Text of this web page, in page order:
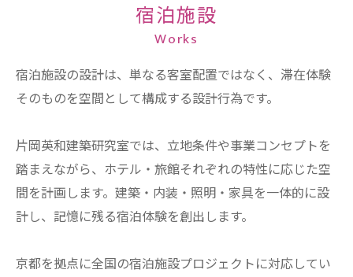
宿泊施設
Works
宿泊施設の設計は、単なる客室配置ではなく、滞在体験
そのものを空間として構成する設計行為です。
片岡英和建築研究室では、立地条件や事業コンセプトを
踏まえながら、ホテル・旅館それぞれの特性に応じた空
間を計画します。建築・内装・照明・家具を一体的に設
計し、記憶に残る宿泊体験を創出します。
京都を拠点に全国の宿泊施設プロジェクトに対応してい